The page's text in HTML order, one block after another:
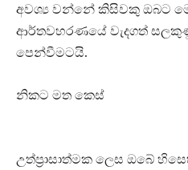
අවශ්‍ය වන්නේ කිසිවකු ඔබට
ආර්තවහරණයේ වැදගත්
පෙන්වීමටයි.
නිකට මත කෙස්
උත්ප්‍රාසාත්මක ලෙස ඔබේ